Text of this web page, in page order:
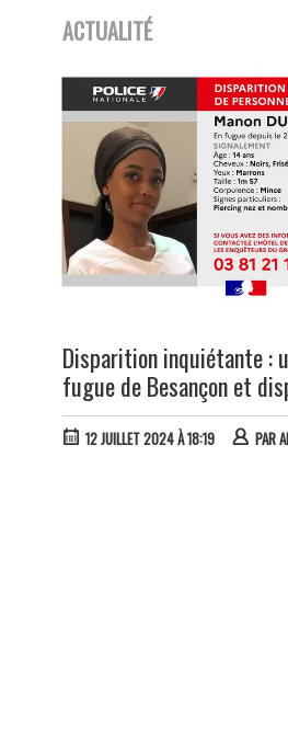
ACTUALITÉ
Disparition inquiétante :
fugue de Besançon et
12 JUILLET 2024 À 18:19 PAR